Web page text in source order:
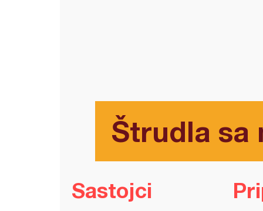
Štrudla sa
Sastojci